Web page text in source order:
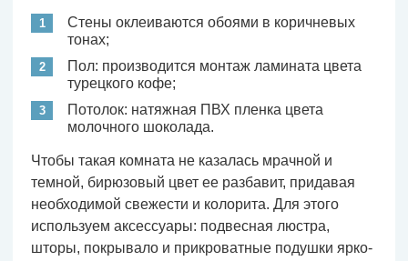
Стены оклеиваются обоями в коричневых
тонах;
Пол: производится монтаж ламината цвета
турецкого кофе;
Потолок: натяжная ПВХ пленка цвета
молочного шоколада.
Чтобы такая комната не казалась мрачной и
темной, бирюзовый цвет ее разбавит, придавая
необходимой свежести и колорита. Для этого
используем аксессуары: подвесная люстра,
шторы, покрывало и прикроватные подушки ярко-